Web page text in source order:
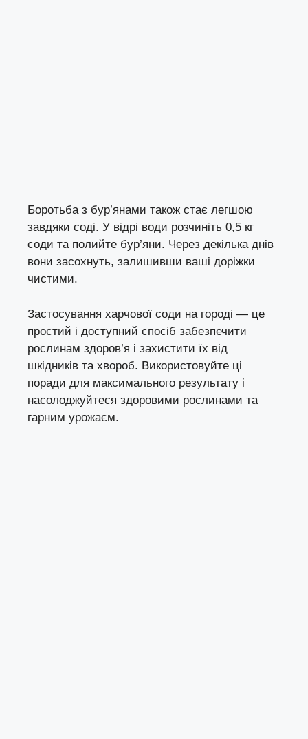
Боротьба з бур’янами також стає легшою
завдяки соді. У відрі води розчиніть 0,5 кг
соди та полийте бур’яни. Через декілька днів
вони засохнуть, залишивши ваші доріжки
чистими.
Застосування харчової соди на городі — це
простий і доступний спосіб забезпечити
рослинам здоров’я і захистити їх від
шкідників та хвороб. Використовуйте ці
поради для максимального результату і
насолоджуйтеся здоровими рослинами та
гарним урожаєм.